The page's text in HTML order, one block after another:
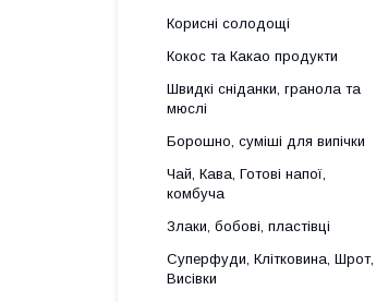
Корисні солодощі
Кокос та Какао продукти
Швидкі сніданки, гранола та
мюслі
Борошно, суміші для випічки
Чай, Кава, Готові напої,
комбуча
Злаки, бобові, пластівці
Суперфуди, Клітковина, Шрот,
Висівки